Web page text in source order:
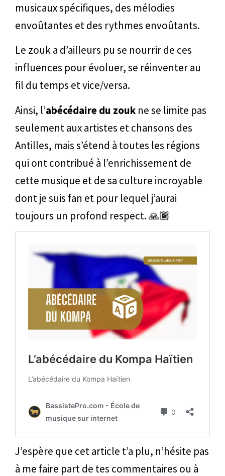
musicaux spécifiques, des mélodies
envoûtantes et des rythmes envoûtants.
Le zouk a d’ailleurs pu se nourrir de ces
influences pour évoluer, se réinventer au
fil du temps et vice/versa.
Ainsi, l’abécédaire du zouk ne se limite pas
seulement aux artistes et chansons des
Antilles, mais s’étend à toutes les régions
qui ont contribué à l’enrichissement de
cette musique et de sa culture incroyable
dont je suis fan et pour lequel j’aurai
toujours un profond respect. 🙏🏾
J’espère que cet article t’a plu, n’hésite pas
à me faire part de tes commentaires ou à